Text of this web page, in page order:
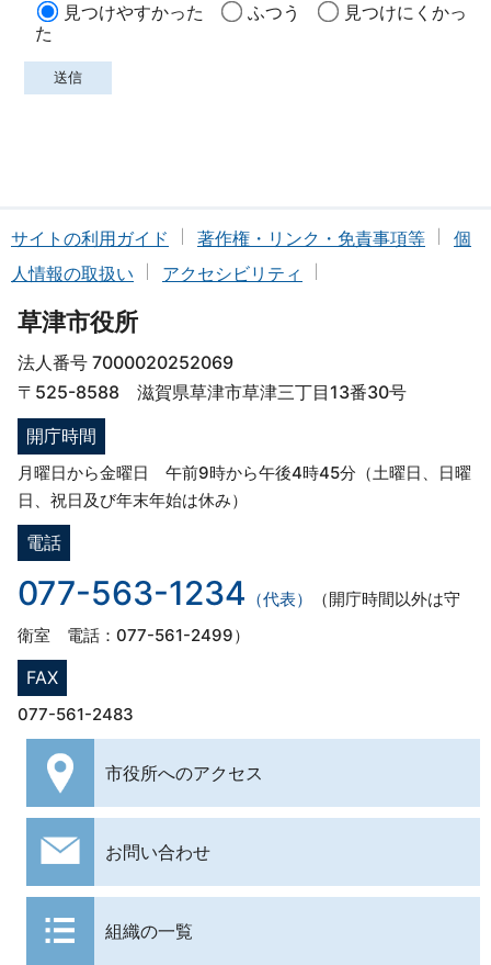
見つけやすかった
ふつう
見つけにくかっ
た
サイトの利用ガイド 著作権・リンク・免責事項等
個
人情報の取扱い
アクセシビリティ
草津市役所
法人番号 7000020252069
〒525-8588 滋賀県草津市草津三丁目13番30号
開庁時間
月曜日から金曜日 午前9時から午後4時45分（土曜日、日曜
日、祝日及び年末年始は休み）
電話
077-563-1234 （代表）
（開庁時間以外は守
衛室 電話：077-561-2499）
FAX
077-561-2483
市役所へのアクセス
お問い合わせ
組織の一覧